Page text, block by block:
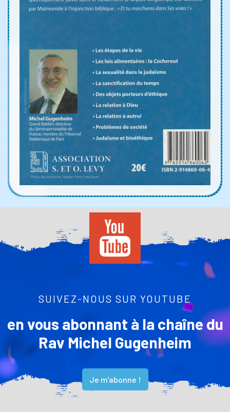
SUIVEZ-NOUS SUR YOUTUBE
en vous abonnant à la chaîne du
Rav Michel Gugenheim
Je m'abonne !